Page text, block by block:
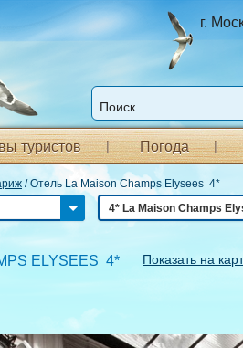
г.
туристов Погода
/Отель La Maison Champs Elysees 4*
4* La Maison Champs
ELYSEES 4* Показать на